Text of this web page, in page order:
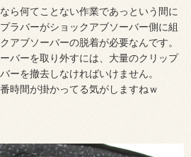
ら何てことない作業であっという間に
ラバーがショックアブソーバー側に組
アブソーバーの脱着が必要なんです。
バーを取り外すには、大量のクリップ
ーを撤去しなければいけません。
時間が掛かってる気がしますねｗ